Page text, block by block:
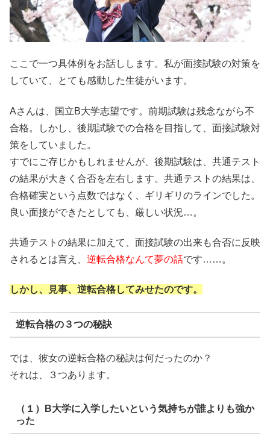
ここで一つ具体例をお話しします。私が面接試験の対策を
していて、とても感動した生徒がいます。
Aさんは、国立B大学志望です。前期試験は残念ながら不
合格。しかし、後期試験での合格を目指して、面接試験対
策をしていました。
すでにご存じかもしれませんが、後期試験は、共通テスト
の結果が大きく合否を左右します。共通テストの結果は、
合格確実という点数ではなく、ギリギリのラインでした。
良い面接ができたとしても、厳しい状況…。
共通テストの結果に加えて、面接試験の出来も合否に反映
されるとは言え、 逆転合格なんて夢の話です……。
しかし、見事、逆転合格してみせたのです。
逆転合格の３つの秘訣
では、彼女の逆転合格の秘訣は何だったのか？
それは、３つあります。
（１）B大学に入学したいという気持ちが誰よりも強か
った